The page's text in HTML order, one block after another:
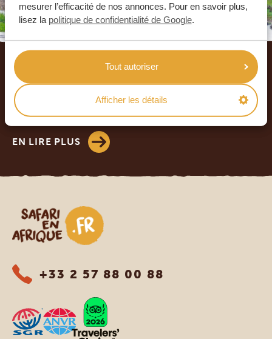
mesurer l’efficacité de nos annonces. Pour en savoir plus,
lisez la politique de confidentialité de Google.
Tout autoriser
Afficher les détails
NOS CLIENTS NOUS RECOMMANDENT
4.9/5
933+ avis
EN LIRE PLUS
Safari en Afrique
+33 2 57 88 00 88